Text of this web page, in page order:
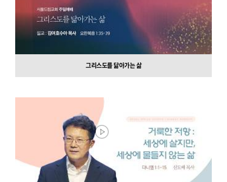
그리스도를 닮아가는 삶